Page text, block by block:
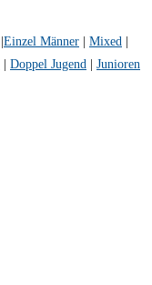
|Einzel Männer | Mixed |
| Doppel Jugend | Junioren